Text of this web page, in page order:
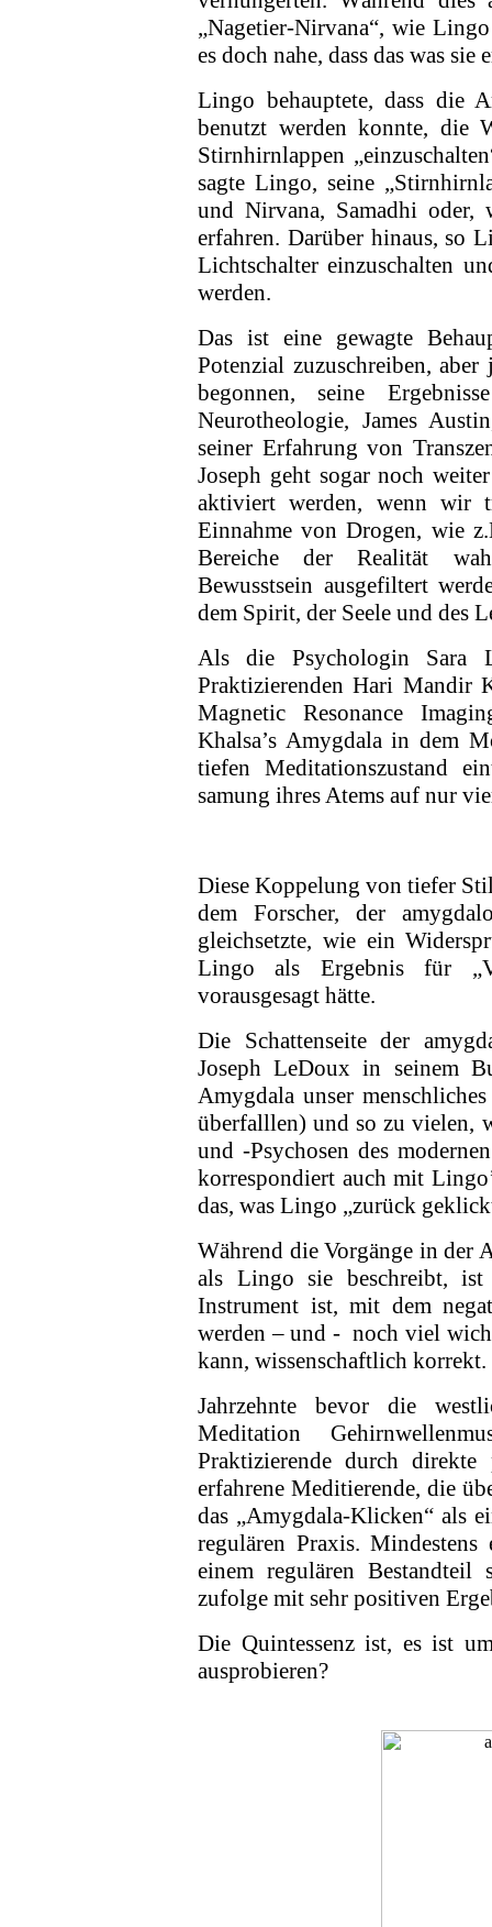
„Nagetier-Nirvana“, wie
es doch nahe, dass das was sie
Lingo behauptete, dass die
benutzt werden konnte, die
Stirn­hirnlappen
sagte Lingo, seine
und Nirvana, Samadhi oder,
erfahren. Darüber hinaus, so
Lichtschalter einzuschalten
werden.
Das ist eine gewagte
Potenzial zuzu­schrei­ben,
begonnen, seine
Neurotheologie, James
seiner Erfahrung von
Joseph geht sogar noch
aktiviert wer­den, wenn wir
Einnahme von Drogen, wie
Bereiche der Realität
Bewusstsein ausgefiltert
dem Spirit, der Seele und des
Als die Psychologin Sara
Praktizierenden Hari Mandir
Magnetic Resonance
Khalsa’s Amygdala in dem
tiefen Meditationszustand
samung ihres Atems auf nur
Diese Koppelung von tiefer
dem Forscher, der
gleichsetzte, wie ein
Lingo als Ergebnis für
vorausgesagt hätte.
Die Schattenseite der
Joseph LeDoux in seinem
Amygdala unser
überfalllen) und so zu vielen,
und -Psychosen des
korrespondiert auch mit
das, was Lingo „zurück
Während die Vorgänge in der
als Lingo sie be­schreibt, ist
Instrument ist, mit dem
werden – und - noch viel
kann, wissenschaftlich korrekt.
Jahrzehnte bevor die
Meditation
Praktizierende durch
erfahrene Meditierende, die
das „Amygdala-Klicken“ als
regulären Praxis.
einem regulären Bestandteil
zufolge mit sehr positiven
Die Quintessenz ist, es ist
ausprobieren?